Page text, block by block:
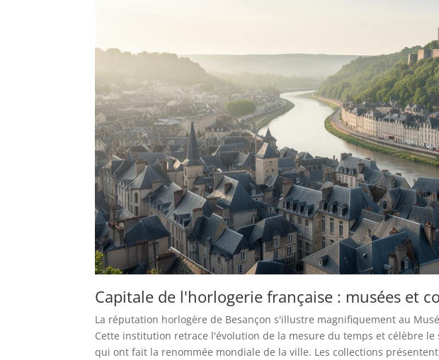
Capitale de l'horlogerie française : musées et
La réputation horlogère de Besançon s'illustre magnifiquement au
Cette institution retrace l'évolution de la mesure du temps et célèbre
qui ont fait la renommée mondiale de la ville. Les collections